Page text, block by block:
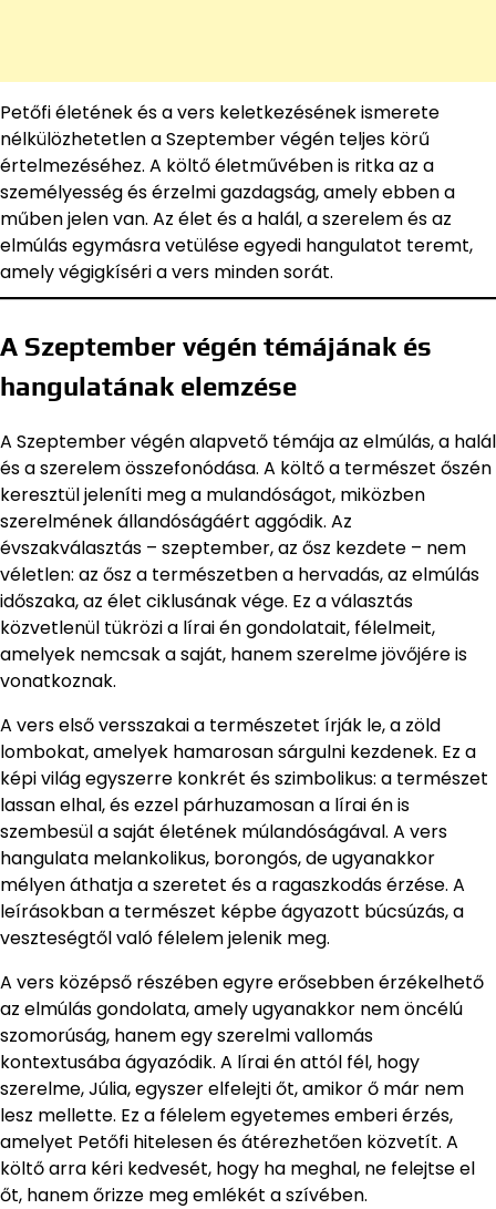
Petőfi életének és a vers keletkezésének ismerete
nélkülözhetetlen a Szeptember végén teljes körű
értelmezéséhez. A költő életművében is ritka az a
személyesség és érzelmi gazdagság, amely ebben a
műben jelen van. Az élet és a halál, a szerelem és az
elmúlás egymásra vetülése egyedi hangulatot teremt,
amely végigkíséri a vers minden sorát.
A Szeptember végén témájának és
hangulatának elemzése
A Szeptember végén alapvető témája az elmúlás, a halál
és a szerelem összefonódása. A költő a természet őszén
keresztül jeleníti meg a mulandóságot, miközben
szerelmének állandóságáért aggódik. Az
évszakválasztás – szeptember, az ősz kezdete – nem
véletlen: az ősz a természetben a hervadás, az elmúlás
időszaka, az élet ciklusának vége. Ez a választás
közvetlenül tükrözi a lírai én gondolatait, félelmeit,
amelyek nemcsak a saját, hanem szerelme jövőjére is
vonatkoznak.
A vers első versszakai a természetet írják le, a zöld
lombokat, amelyek hamarosan sárgulni kezdenek. Ez a
képi világ egyszerre konkrét és szimbolikus: a természet
lassan elhal, és ezzel párhuzamosan a lírai én is
szembesül a saját életének múlandóságával. A vers
hangulata melankolikus, borongós, de ugyanakkor
mélyen áthatja a szeretet és a ragaszkodás érzése. A
leírásokban a természet képbe ágyazott búcsúzás, a
veszteségtől való félelem jelenik meg.
A vers középső részében egyre erősebben érzékelhető
az elmúlás gondolata, amely ugyanakkor nem öncélú
szomorúság, hanem egy szerelmi vallomás
kontextusába ágyazódik. A lírai én attól fél, hogy
szerelme, Júlia, egyszer elfelejti őt, amikor ő már nem
lesz mellette. Ez a félelem egyetemes emberi érzés,
amelyet Petőfi hitelesen és átérezhetően közvetít. A
költő arra kéri kedvesét, hogy ha meghal, ne felejtse el
őt, hanem őrizze meg emlékét a szívében.